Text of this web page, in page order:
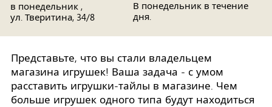
в понедельник ,
ул. Тверитина, 34/8
В понедельник в течение
дня.
Представьте, что вы стали владельцем
магазина игрушек! Ваша задача - с умом
расставить игрушки-тайлы в магазине. Чем
больше игрушек одного типа будут находиться